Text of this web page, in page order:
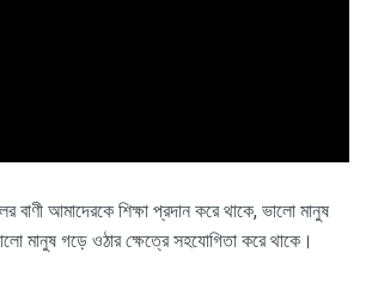
আমাদেরকে শিক্ষা প্রদান করে থাকে, ভালো মানুষ
মানুষ গড়ে ওঠার ক্ষেত্রে সহযোগিতা করে থাকে।